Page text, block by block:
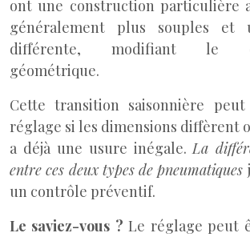
ont une construction particulière
généralement plus souples et
différente, modifiant le
géométrique.
Cette transition saisonnière
réglage si les dimensions diffèrent
a déjà une usure inégale.La
entre ces deux types de pneumatiques
un contrôle préventif.
Le saviez-vous ? Le réglage peut